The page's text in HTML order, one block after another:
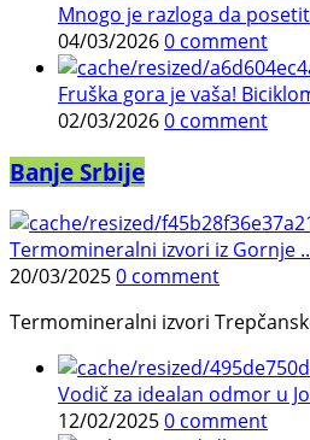
Mnogo je razloga da
04/03/20260 comment
Fruška gora je vaša!
02/03/20260 comment
Banje Srbije
Termomineralni izvori iz Gornje
20/03/20250 comment
Termomineralni izvori
Vodič za idealan odmor u
12/02/20250 comment